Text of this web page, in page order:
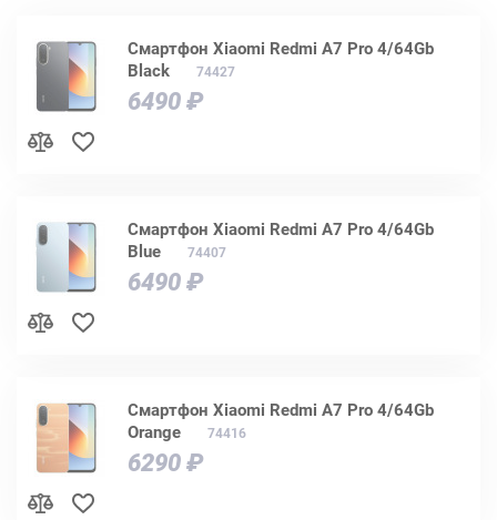
Смартфон Xiaomi Redmi A7 Pro 4/64Gb
Black
74427
6490 ₽
Смартфон Xiaomi Redmi A7 Pro 4/64Gb
Blue
74407
6490 ₽
Смартфон Xiaomi Redmi A7 Pro 4/64Gb
Orange
74416
6290 ₽